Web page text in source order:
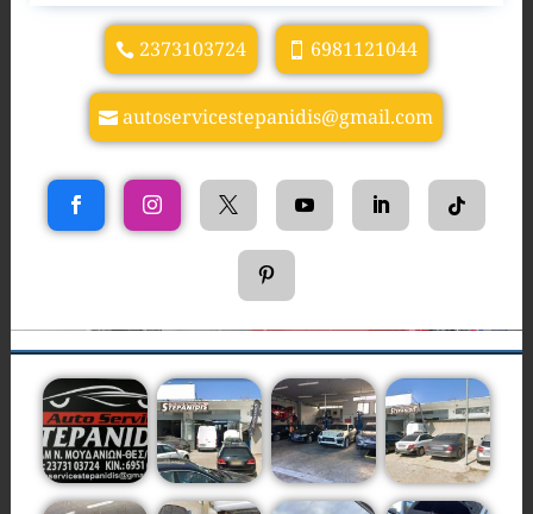
2373103724 6981121044
autoservicestepanidis@gmail.com